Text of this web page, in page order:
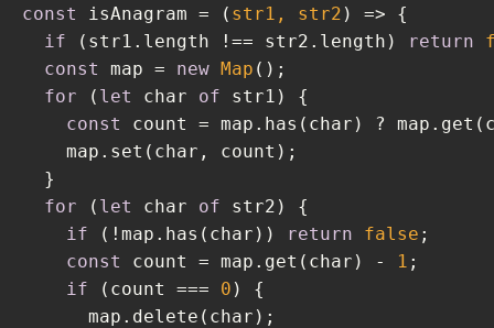
const isAnagram = ( str1, str2 ) => {
if (str1.length !== str2.length) return
const
map = new Map ();
for ( let char of str1) {
const
count = map.has(char) ?
    map.set(char, count);
  }
for ( let char of str2) {
if (!map.has(char)) return false ;
const
count = map.get(char) - 1 ;
if (count === 0 ) {
      map.delete(char);